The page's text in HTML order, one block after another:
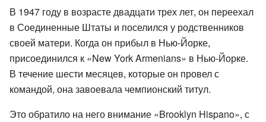
В 1947 году в возрасте двадцати трех лет, он переехал
в Соединенные Штаты и поселился у родственников
своей матери. Когда он прибыл в Нью-Йорке,
присоединился к «New York Armenians» в Нью-Йорке.
В течение шести месяцев, которые он провел с
командой, она завоевала чемпионский титул.
Это обратило на него внимание «Brooklyn Hispano», с